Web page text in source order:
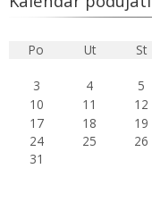
Po
Ut St
3
4 5
10
11 12
17
18 19
24
25 26
31